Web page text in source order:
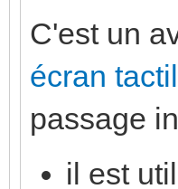
C'est un
écran
passage
il est